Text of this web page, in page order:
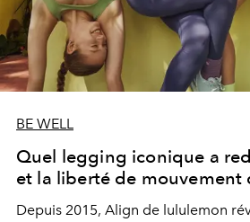
BE WELL
Quel legging iconique a
et la liberté de mouvement
Depuis 2015, Align de lululemon